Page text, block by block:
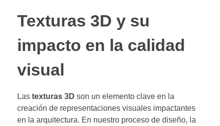
Texturas 3D y su
impacto en la calidad
visual
Las texturas 3D son un elemento clave en la
creación de representaciones visuales impactantes
en la arquitectura. En nuestro proceso de diseño, la